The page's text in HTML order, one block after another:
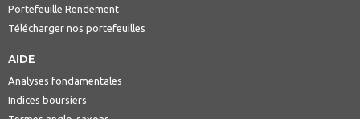
Portefeuille Rendement
Télécharger nos portefeuilles
AIDE
Analyses fondamentales
Indices boursiers